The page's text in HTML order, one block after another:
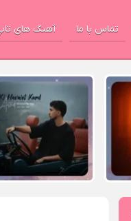
تماس با ما آهنگ های